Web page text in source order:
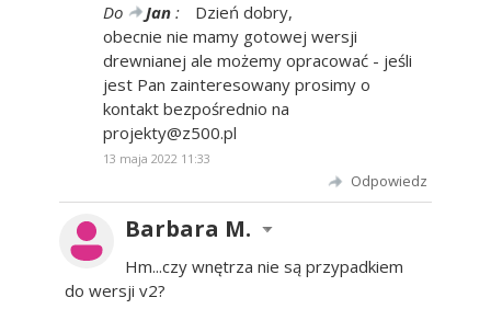
Do Jan :
Dzień dobry,
obecnie nie mamy gotowej wersji
drewnianej ale możemy opracować - jeśli
jest Pan zainteresowany prosimy o
kontakt bezpośrednio na
projekty@z500.pl
13 maja 2022 11:33
Odpowiedz
Barbara M.
Hm...czy wnętrza nie są przypadkiem
do wersji v2?